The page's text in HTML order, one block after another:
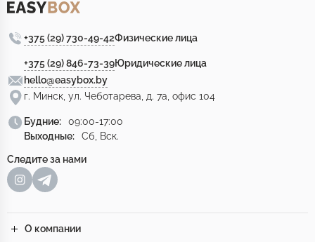
+375 (29) 730-49-42Физические лица
+375 (29) 846-73-39Юридические лица
hello@easybox.by
г. Минск, ул. Чеботарева, д. 7а, офис 104
Будние:
09:00-17:00
Выходные:
Сб, Вск.
Следите за нами
О компании